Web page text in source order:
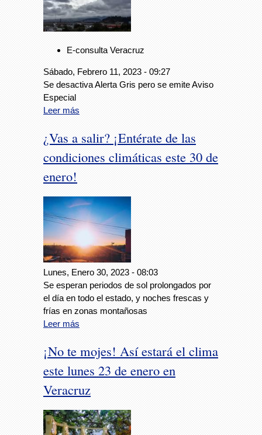
E-consulta Veracruz
Sábado, Febrero 11, 2023 - 09:27
Se desactiva Alerta Gris pero se emite Aviso
Especial
Leer más
¿Vas a salir? ¡Entérate de las
condiciones climáticas este 30 de
enero!
Lunes, Enero 30, 2023 - 08:03
Se esperan periodos de sol prolongados por
el día en todo el estado, y noches frescas y
frías en zonas montañosas
Leer más
¡No te mojes! Así estará el clima
este lunes 23 de enero en
Veracruz